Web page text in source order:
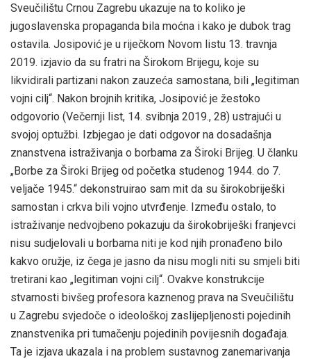
Sveučilištu Crnou Zagrebu ukazuje na to koliko je
jugoslavenska propaganda bila moćna i kako je dubok trag
ostavila. Josipović je u riječkom Novom listu 13. travnja
2019. izjavio da su fratri na Širokom Brijegu, koje su
likvidirali partizani nakon zauzeća samostana, bili „legitiman
vojni cilj“. Nakon brojnih kritika, Josipović je žestoko
odgovorio (Večernji list, 14. svibnja 2019., 28) ustrajući u
svojoj optužbi. Izbjegao je dati odgovor na dosadašnja
znanstvena istraživanja o borbama za Široki Brijeg. U članku
„Borbe za Široki Brijeg od početka studenog 1944. do 7.
veljače 1945.“ dekonstruirao sam mit da su širokobriješki
samostan i crkva bili vojno utvrđenje. Između ostalo, to
istraživanje nedvojbeno pokazuju da širokobriješki franjevci
nisu sudjelovali u borbama niti je kod njih pronađeno bilo
kakvo oružje, iz čega je jasno da nisu mogli niti su smjeli biti
tretirani kao „legitiman vojni cilj“. Ovakve konstrukcije
stvarnosti bivšeg profesora kaznenog prava na Sveučilištu
u Zagrebu svjedoče o ideološkoj zaslijepljenosti pojedinih
znanstvenika pri tumačenju pojedinih povijesnih događaja.
Ta je izjava ukazala i na problem sustavnog zanemarivanja